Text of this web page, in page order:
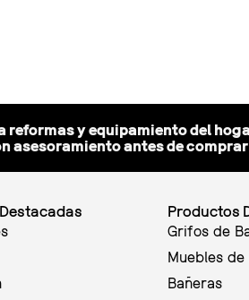
y equipamiento del
asesoramiento antes de
Productos
Grifos de
Muebles de
Bañeras